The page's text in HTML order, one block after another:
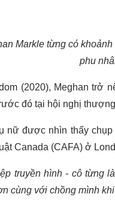
Markle từng có
phu
(2020), Meghan trở
đó tại hội nghị
nữ được nhìn thấy
Canada (CAFA) ở
truyền hình - cô từng
cùng với chồng mình